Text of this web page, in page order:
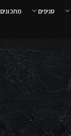
סניפים מתכונים